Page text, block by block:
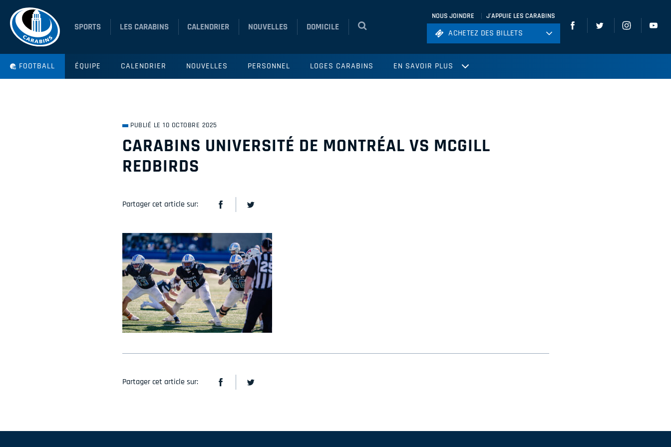
SPORTS LES CARABINS CALENDRIER NOUVELLES DOMICILE
NOUS JOINDRE J'APPUIE LES CARABINS
ACHETEZ DES BILLETS
Hockey
ACHETEZ DES BILLETS
FOOTBALL ÉQUIPE CALENDRIER NOUVELLES PERSONNEL LOGES CARABINS EN SAVOIR PLUS
PUBLIÉ LE 10 OCTOBRE 2025
CARABINS UNIVERSITÉ DE MONTRÉAL VS MCGILL
REDBIRDS
Partager cet article sur:
Partager cet article sur: